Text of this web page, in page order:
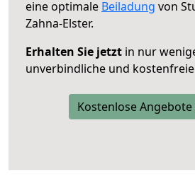
eine optimale Beiladung von
Zahna-Elster.
Erhalten Sie jetzt in nur
unverbindliche und
Kostenlose